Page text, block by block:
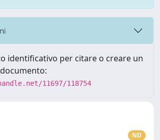
identificativo per citare o creare un
11697/118754
ND